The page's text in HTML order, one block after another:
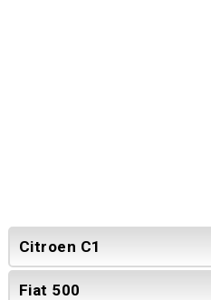
Citroen C1
Fiat 500